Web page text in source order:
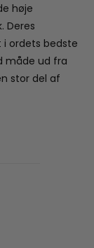
høje
Deres
ordets bedste
måde ud fra
stor del af